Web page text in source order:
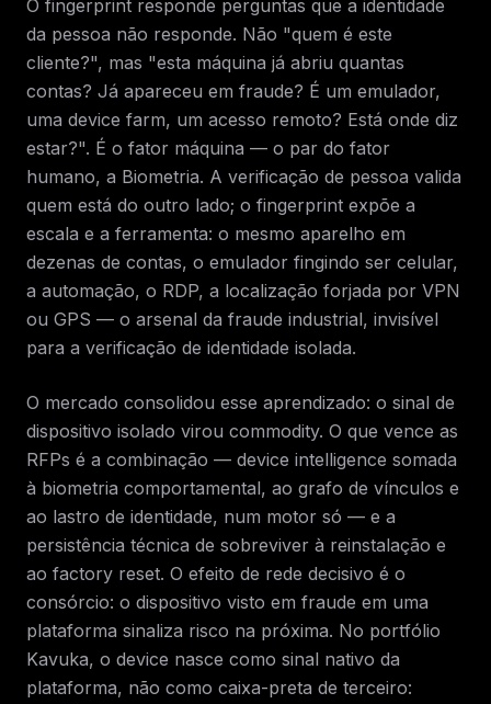
O fingerprint responde perguntas que a identidade
da pessoa não responde. Não "quem é este
cliente?", mas "esta máquina já abriu quantas
contas? Já apareceu em fraude? É um emulador,
uma device farm, um acesso remoto? Está onde diz
estar?". É o fator máquina — o par do fator
humano, a Biometria. A verificação de pessoa valida
quem está do outro lado; o fingerprint expõe a
escala e a ferramenta: o mesmo aparelho em
dezenas de contas, o emulador fingindo ser celular,
a automação, o RDP, a localização forjada por VPN
ou GPS — o arsenal da fraude industrial, invisível
para a verificação de identidade isolada.
O mercado consolidou esse aprendizado: o sinal de
dispositivo isolado virou commodity. O que vence as
RFPs é a combinação — device intelligence somada
à biometria comportamental, ao grafo de vínculos e
ao lastro de identidade, num motor só — e a
persistência técnica de sobreviver à reinstalação e
ao factory reset. O efeito de rede decisivo é o
consórcio: o dispositivo visto em fraude em uma
plataforma sinaliza risco na próxima. No portfólio
Kavuka, o device nasce como sinal nativo da
plataforma, não como caixa-preta de terceiro: